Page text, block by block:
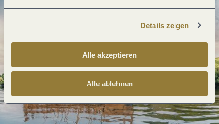
Details zeigen
Alle akzeptieren
Alle ablehnen